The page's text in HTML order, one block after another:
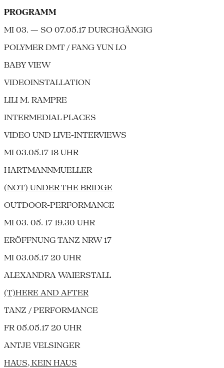
PROGRAMM
MI 03. — SO 07.05.17 DURCHGÄNGIG
POLYMER DMT / FANG YUN LO
BABY VIEW
VIDEOINSTALLATION
LILI M. RAMPRE
INTERMEDIAL PLACES
VIDEO UND LIVE-INTERVIEWS
MI 03.05.17 18 UHR
HARTMANNMUELLER
(NOT) UNDER THE BRIDGE
OUTDOOR-PERFORMANCE
MI 03. 05. 17 19.30 UHR
ERÖFFNUNG TANZ NRW 17
MI 03.05.17 20 UHR
ALEXANDRA WAIERSTALL
(T)HERE AND AFTER
TANZ / PERFORMANCE
FR 05.05.17 20 UHR
ANTJE VELSINGER
HAUS, KEIN HAUS